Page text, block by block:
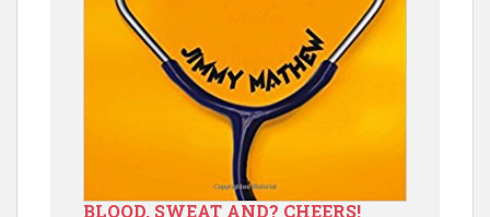
BLOOD, SWEAT AND? CHEERS!